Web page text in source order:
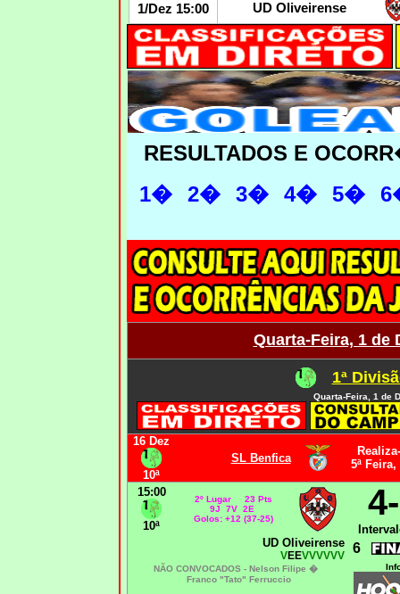
1/Dez 15:00 UD Oliveirense
RESULTADOS E
1�
2� 3� 4� 5�
Quarta-Feira, 1 de
1ª
Quarta-Feira, 1 de
16 Dez
10ª
SL Benfica
5ª Feira,
15:00
10ª
2º Lugar 23 Pts
9J 7V 2E
Golos: +12 (37-25)
UD Oliveirense
VEEVVVVVV 6
NÃO CONVOCADOS - Nelson Filipe �
Franco "Tato" Ferruccio